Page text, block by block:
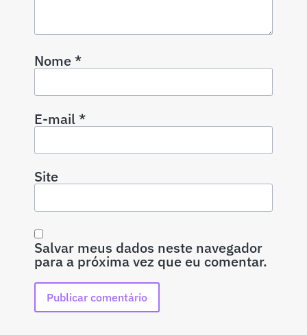
Nome*
E-mail*
Site
Salvar meus dados neste navegador
para a próxima vez que eu comentar.